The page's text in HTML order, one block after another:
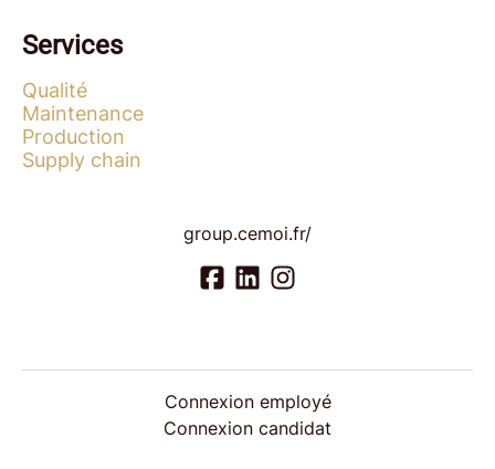
Services
Qualité
Maintenance
Production
Supply chain
group.cemoi.fr/
Connexion employé
Connexion candidat